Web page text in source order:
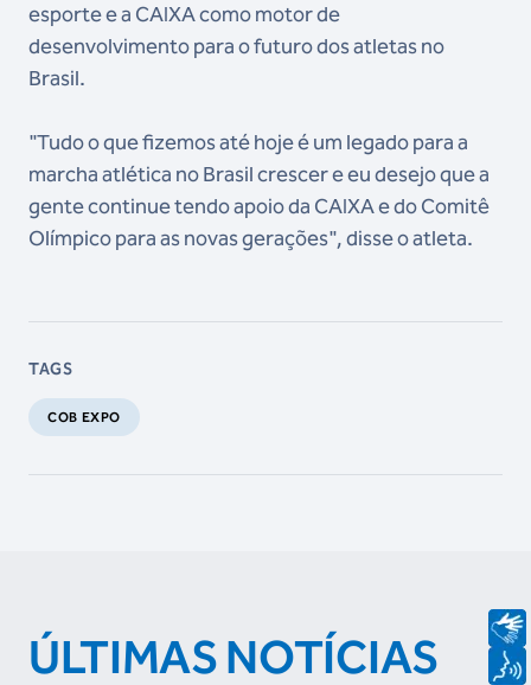
esporte e a CAIXA como motor de
desenvolvimento para o futuro dos atletas no
Brasil.
"Tudo o que fizemos até hoje é um legado para a
marcha atlética no Brasil crescer e eu desejo que a
gente continue tendo apoio da CAIXA e do Comitê
Olímpico para as novas gerações", disse o atleta.
TAGS
COB EXPO
ÚLTIMAS NOTÍCIAS